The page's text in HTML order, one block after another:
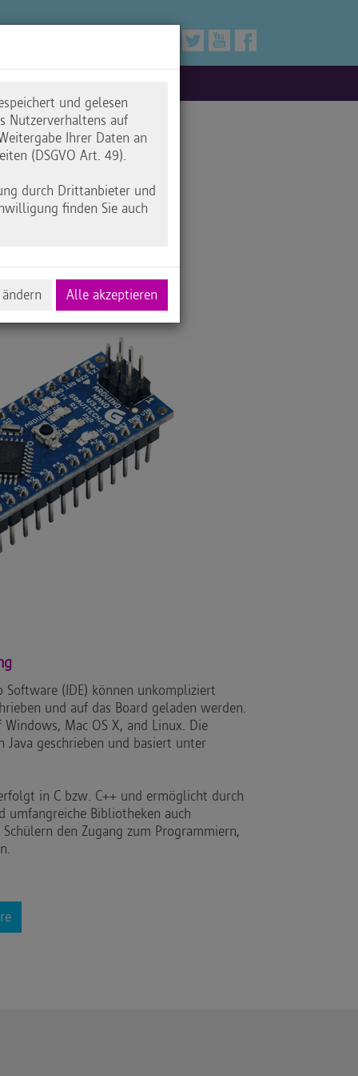
(IDE) können unkompliziert
und auf das Board geladen werden.
Mac OS X, and Linux. Die
geschrieben und basiert unter
in C bzw. C++ und ermöglicht durch
umfangreiche Bibliotheken auch
den Zugang zum Programmiern,
und gelesen
Nutzerverhaltens auf
Ihrer Daten an
(DSGVO Art. 49).
durch Drittanbieter und
finden Sie auch
Alle akzeptieren